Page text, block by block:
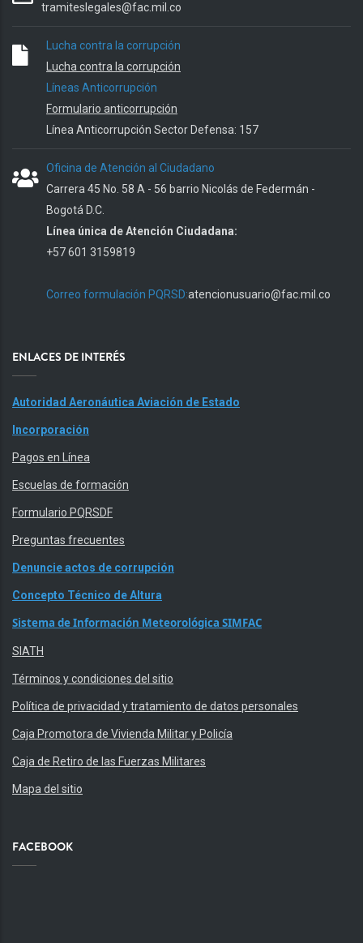
tramiteslegales@fac.mil.co
Lucha contra la corrupción
Lucha contra la corrupción
Líneas Anticorrupción
Formulario anticorrupción
Línea Anticorrupción Sector Defensa: 157
Oficina de Atención al Ciudadano
Carrera 45 No. 58 A - 56 barrio Nicolás de Federmán -
Bogotá D.C.
Línea única de Atención Ciudadana:
+57 601 3159819
Correo formulación PQRSD:atencionusuario@fac.mil.co
ENLACES DE INTERÉS
Autoridad Aeronáutica Aviación de Estado
Incorporación
Pagos en Línea
Escuelas de formación
Formulario PQRSDF
Preguntas frecuentes
Denuncie actos de corrupción
Concepto Técnico de Altura
Sistema de Información Meteorológica SIMFAC
SIATH
Términos y condiciones del sitio
Política de privacidad y tratamiento de datos personales
Caja Promotora de Vivienda Militar y Policía
Caja de Retiro de las Fuerzas Militares
Mapa del sitio
FACEBOOK